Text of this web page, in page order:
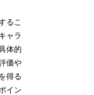
るこ
ャラ
体的
価や
得る
イン